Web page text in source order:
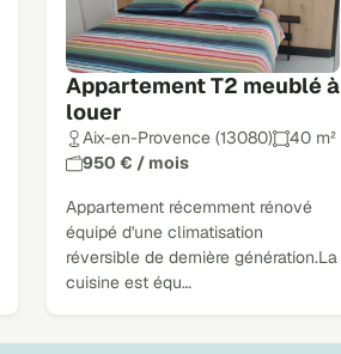
Appartement T2 meublé à
louer
Aix-en-Provence (13080)
40 m²
950 € / mois
Appartement récemment rénové
équipé d'une climatisation
réversible de dernière génération.La
cuisine est équ…